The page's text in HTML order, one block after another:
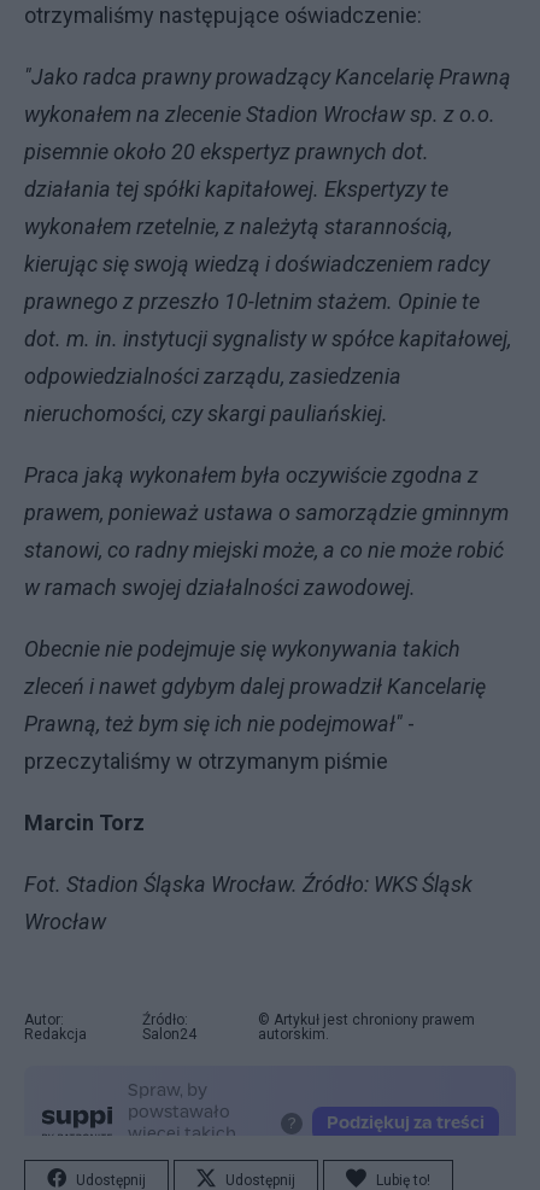
otrzymaliśmy następujące oświadczenie:
"Jako radca prawny prowadzący Kancelarię Prawną
wykonałem na zlecenie Stadion Wrocław sp. z o.o.
pisemnie około 20 ekspertyz prawnych dot.
działania tej spółki kapitałowej. Ekspertyzy te
wykonałem rzetelnie, z należytą starannością,
kierując się swoją wiedzą i doświadczeniem radcy
prawnego z przeszło 10-letnim stażem. Opinie te
dot. m. in. instytucji sygnalisty w spółce kapitałowej,
odpowiedzialności zarządu, zasiedzenia
nieruchomości, czy skargi pauliańskiej.
Praca jaką wykonałem była oczywiście zgodna z
prawem, ponieważ ustawa o samorządzie gminnym
stanowi, co radny miejski może, a co nie może robić
w ramach swojej działalności zawodowej.
Obecnie nie podejmuje się wykonywania takich
zleceń i nawet gdybym dalej prowadził Kancelarię
Prawną, też bym się ich nie podejmował" -
przeczytaliśmy w otrzymanym piśmie
Marcin Torz
Fot. Stadion Śląska Wrocław. Źródło: WKS Śląsk
Wrocław
Autor:
Redakcja
Źródło:
Salon24
© Artykuł jest chroniony prawem
autorskim.
Udostępnij Udostępnij Lubię to!